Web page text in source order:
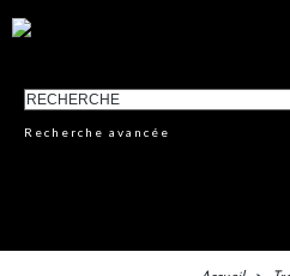
Recherche avancée